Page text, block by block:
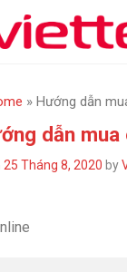
» Hướng dẫn
dẫn mua
25 Tháng 8, 2020 by